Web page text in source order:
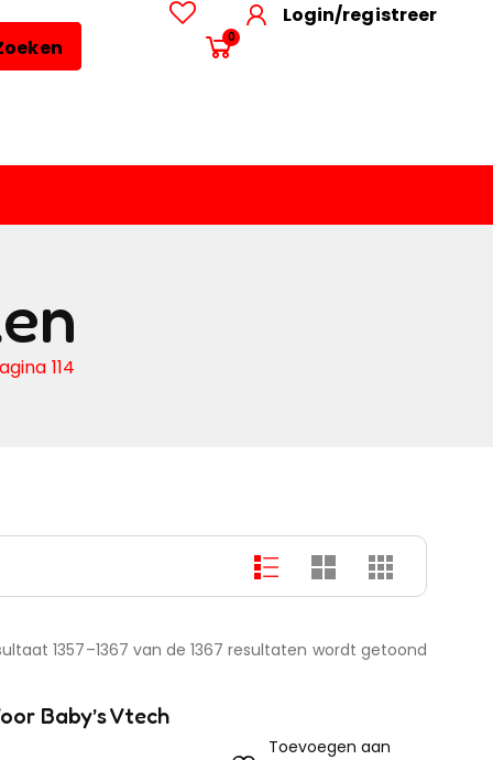
0
Login/registreer
114
1357–1367 van de 1367 resultaten wordt getoond
Baby’s Vtech
Toevoegen aan